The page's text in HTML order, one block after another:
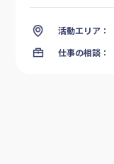
活動エリア：
仕事の相談：